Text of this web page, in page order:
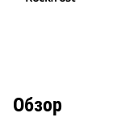
Обзор